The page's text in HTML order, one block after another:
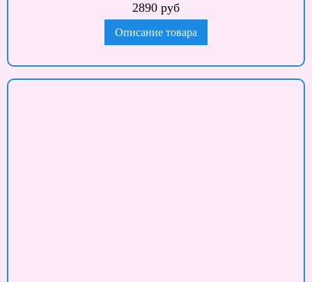
2890 руб
Описание товара